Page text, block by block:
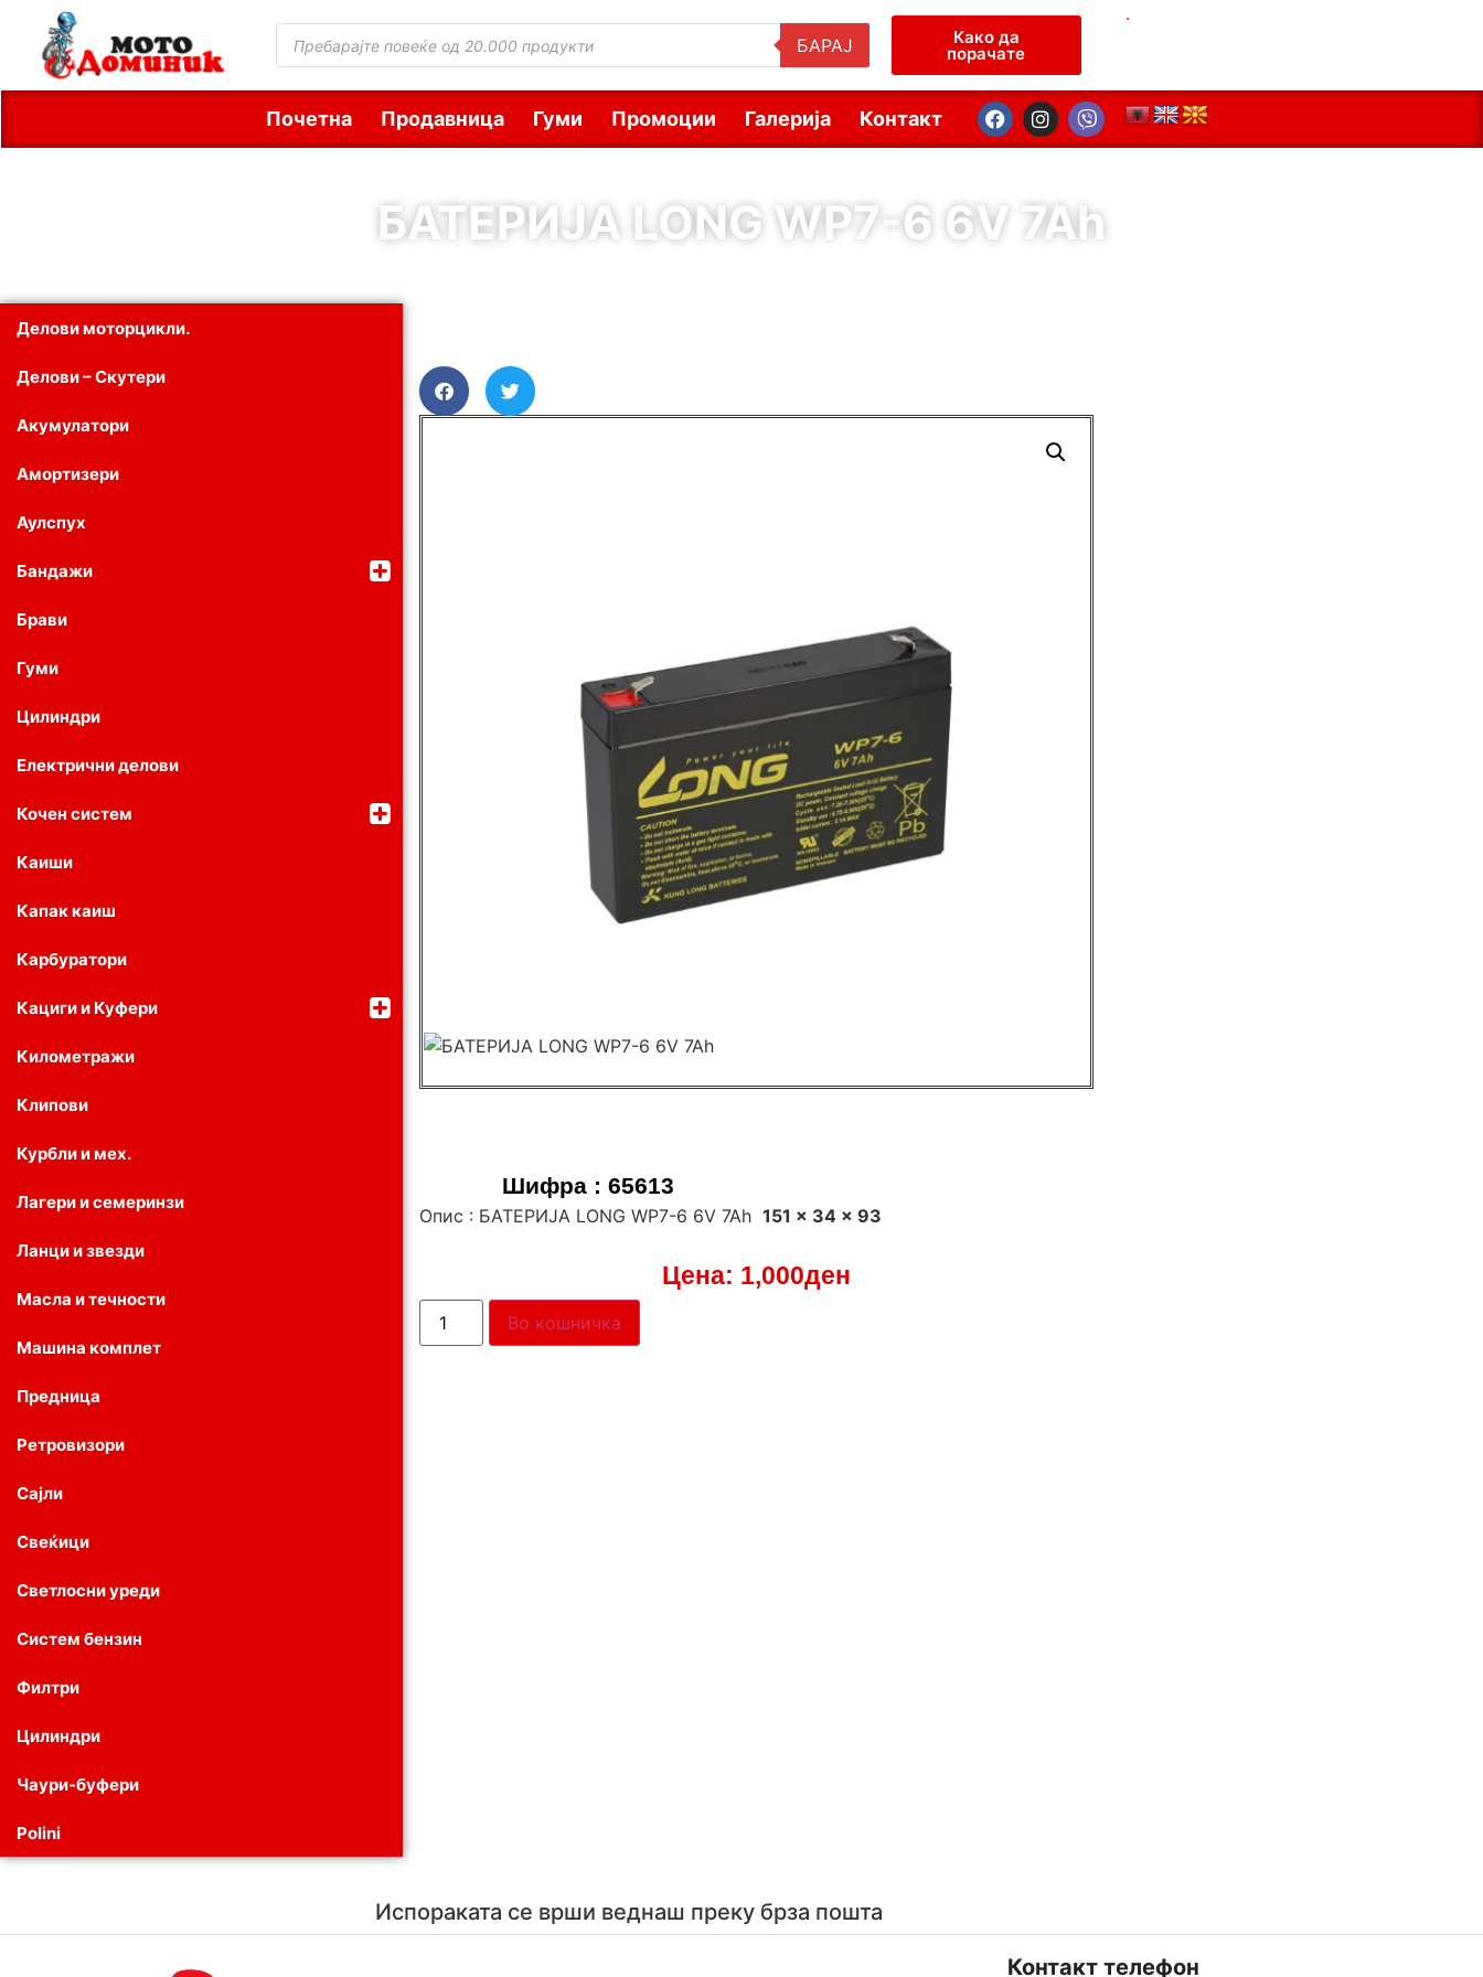
БАРАЈ Како да
порачате
.
Почетна Продавница Гуми Промоции Галерија Контакт
БАТЕРИЈА LONG WP7-6 6V 7Ah
Делови моторцикли.
Делови – Скутери
Акумулатори
Амортизери
Аулспух
Бандажи
Брави
Гуми
Цилиндри
Електрични делови
Кочен систем
Каиши
Капак каиш
Карбуратори
Кациги и Куфери
Километражи
Клипови
Курбли и мех.
Лагери и семеринзи
Ланци и звезди
Масла и течности
Машина комплет
Предница
Ретровизори
Сајли
Свеќици
Светлосни уреди
Систем бензин
Филтри
Цилиндри
Чаури-буфери
Polini
Шифра : 65613
Опис : БАТЕРИЈА LONG WP7-6 6V 7Ah 151 x 34 x 93
Цена: 1,000ден
Во кошничка
Испораката се врши веднаш преку брза пошта
Контакт телефон